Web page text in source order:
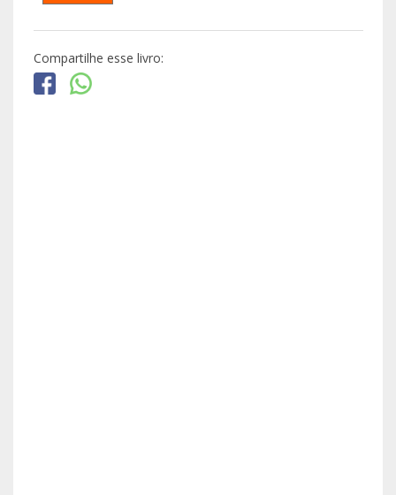
Compartilhe esse livro: